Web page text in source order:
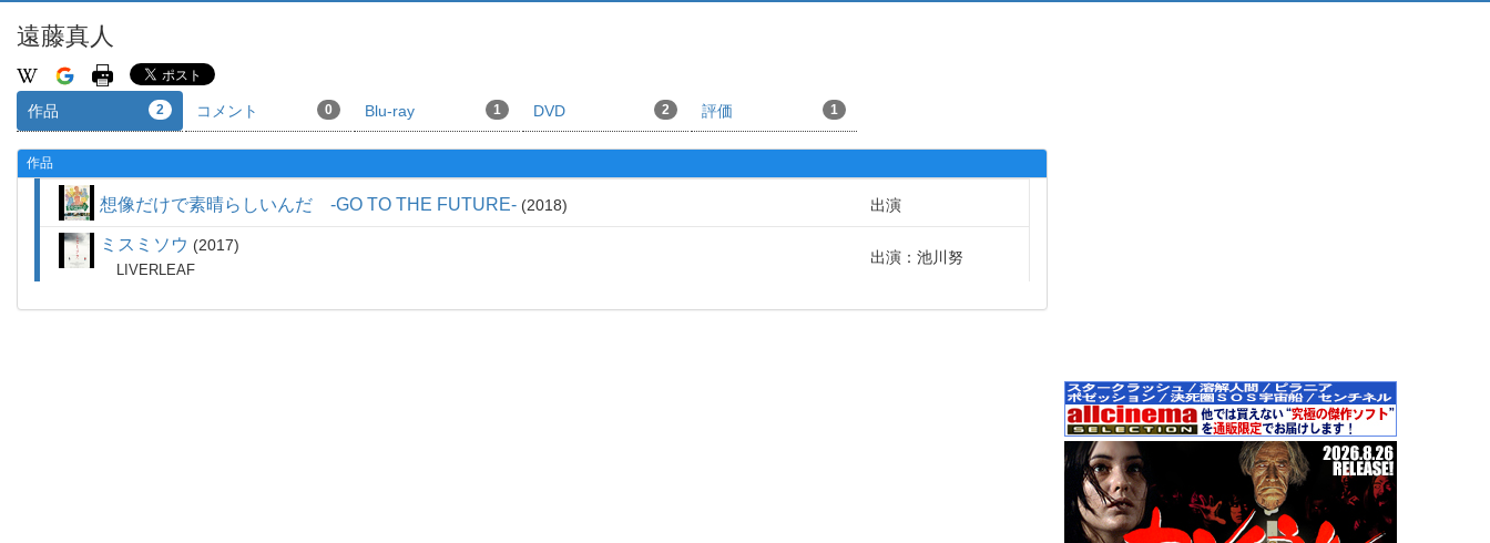
遠藤真人
作品 2 コメント 0 Blu-ray 1 DVD 2 評価 1
作品
想像だけで素晴らしいんだ -GO TO THE FUTURE- 2018 出演
ミスミソウ 2017
LIVERLEAF
出演：池川努